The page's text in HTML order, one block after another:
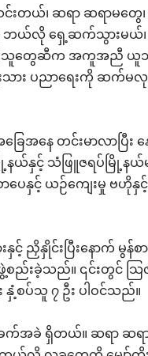
င်းတယ်၊ ဆရာ ဆရာမတွ
ဘယ်လို ရှေ့ဆက်သွားမယ်
သူတွေဆီက အကူအညီ ယူသွ
း ပညာရေးကို ဆက်မလု
အနေ တင်းမာလာပြီး
နှင့် သံဖြူဇရပ်မြို့နယ်မျ
ပေနှင့် ယဉ်ကျေးမှု ဗဟို
င့် ညှိနှိုင်းပြီးနောက် မွန်
ည်းခဲ့သည်။ ၎င်းတွင် သြ
နှံ့စပ်သူ ၇ ဦး ပါဝင်သည်။
အခဲ ရှိတယ်။ ဆရာ ဆရ